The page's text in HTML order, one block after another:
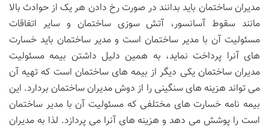
مدیران ساختمان باید بدانند در صورت رخ دادن هر یک از حوادث بالا
مانند سقوط آسانسور، آتش سوزی ساختمان و سایر اتفاقات
مسئولیت آن با مدیر ساختمان است و مدیر ساختمان باید خسارت
های آنرا پرداخت نماید، به همین دلیل داشتن بیمه مسئولیت
مدیران ساختمان یکی دیگر از بیمه های ساختمان است که تهیه آن
می تواند هزینه های سنگینی را از دوش مدیران ساختمان بردارد. این
بیمه نامه خسارت های مختلفی که مسئولیت آن با مدیر ساختمان
است را پوشش می دهد و هزینه های آنرا می پردازد. لذا به مدیران